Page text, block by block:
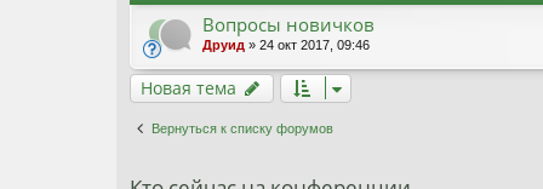
Вопросы новичков
Друид » 24 окт 2017, 09:46
Новая тема
Вернуться к списку форумов